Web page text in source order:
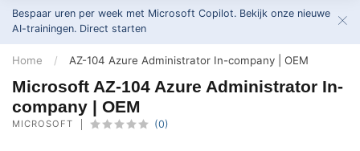
Bespaar uren per week met Microsoft Copilot. Bekijk onze nieuwe
AI-trainingen. Direct starten
Home / AZ-104 Azure Administrator In-company | OEM
Microsoft AZ-104 Azure Administrator In-
company | OEM
MICROSOFT (0)